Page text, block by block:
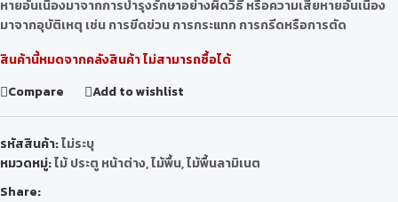
หายอันเนื่องมาจากการบำรุงรักษาอย่างผิดวิธี หรือความเสียหายอันเนื่อง
มาจากอุบัติเหตุ เช่น การขีดข่วน การกระแทก การกรีดหรือการตัด
สินค้านี้หมดจากคลังสินค้า ไม่สามารถซื้อได้
Compare
Add to wishlist
รหัสสินค้า:ไม่ระบุ
หมวดหมู่:ไม้ ประตู หน้าต่าง,ไม้พื้น,ไม้พื้นลามิเนต
Share: